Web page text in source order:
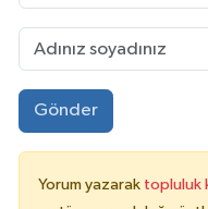
Gönder
Yorum yazarak topluluk